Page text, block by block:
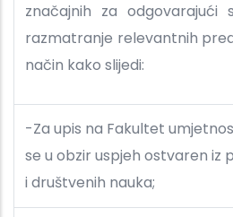
značajnih za odgovarajući
razmatranje relevantnih
način kako slijedi:
-Za upis na Fakultet
se u obzir uspjeh ostvaren
i društvenih nauka;